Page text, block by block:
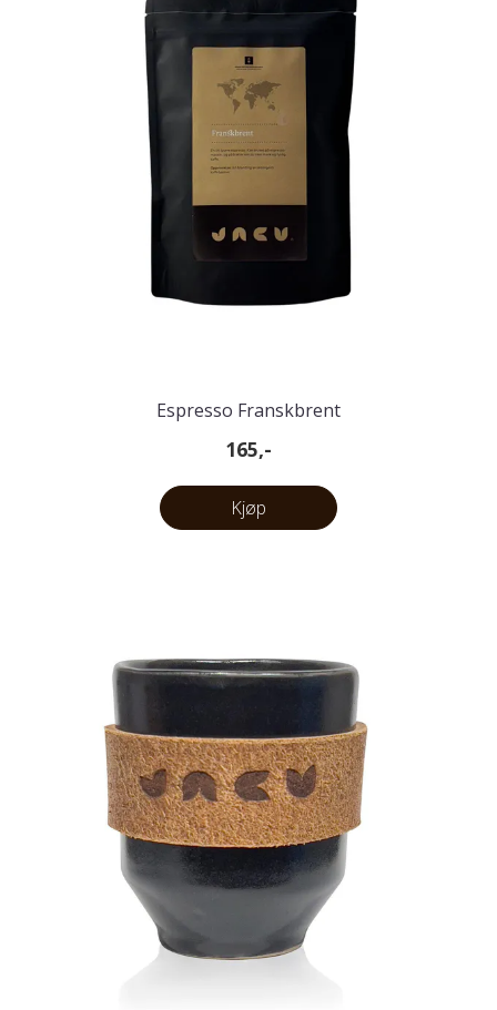
Espresso Franskbrent
165,-
Kjøp